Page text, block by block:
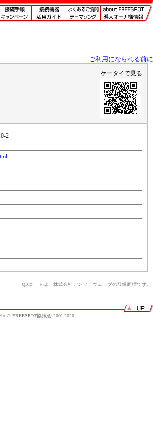
ご利用になられる前に
ケータイで見る
2
QRコードは、株式会社デンソーウェーブの登録商標です。
© FREESPOT協議会 2002-2020